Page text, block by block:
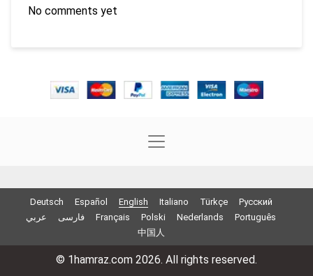
No comments yet
Deutsch Español English Italiano Türkçe
Русский
عربي
فارسی Français Polski Nederlands
Português
中国人
© 1hamraz.com 2026. All rights reserved.